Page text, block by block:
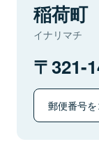
稲荷町
イナリマチ
321-
郵便番号